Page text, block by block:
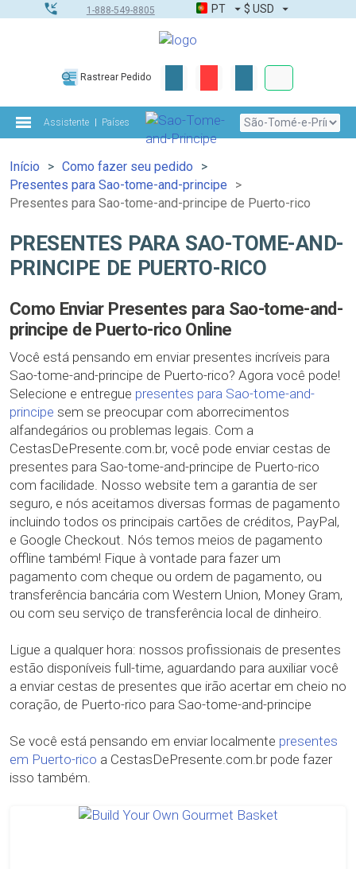
1-888-549-8805 PT $ USD
Rastrear Pedido
Assistente Países
Início
Como fazer seu pedido
Presentes para Sao-tome-and-principe
Presentes para Sao-tome-and-principe de Puerto-rico
PRESENTES PARA SAO-TOME-AND-
PRINCIPE DE PUERTO-RICO
Como Enviar Presentes para Sao-tome-and-
principe de Puerto-rico Online
Você está pensando em enviar presentes incríveis para
Sao-tome-and-principe de Puerto-rico? Agora você pode!
Selecione e entregue presentes para Sao-tome-and-
principe sem se preocupar com aborrecimentos
alfandegários ou problemas legais. Com a
CestasDePresente.com.br, você pode enviar cestas de
presentes para Sao-tome-and-principe de Puerto-rico
com facilidade. Nosso website tem a garantia de ser
seguro, e nós aceitamos diversas formas de pagamento
incluindo todos os principais cartões de créditos, PayPal,
e Google Checkout. Nós temos meios de pagamento
offline também! Fique à vontade para fazer um
pagamento com cheque ou ordem de pagamento, ou
transferência bancária com Western Union, Money Gram,
ou com seu serviço de transferência local de dinheiro.
Ligue a qualquer hora: nossos profissionais de presentes
estão disponíveis full-time, aguardando para auxiliar você
a enviar cestas de presentes que irão acertar em cheio no
coração, de Puerto-rico para Sao-tome-and-principe
Se você está pensando em enviar localmente presentes
em Puerto-rico a CestasDePresente.com.br pode fazer
isso também.